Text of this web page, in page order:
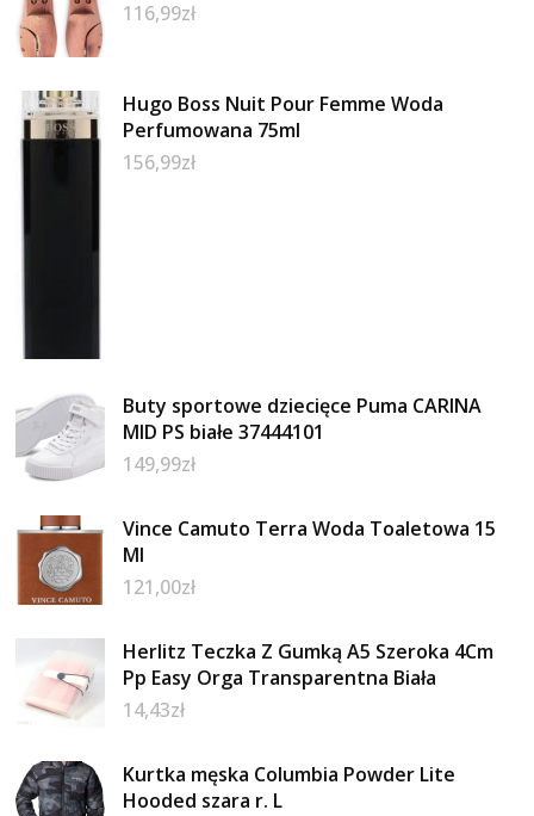
116,99zł
Hugo Boss Nuit Pour Femme Woda
Perfumowana 75ml
156,99zł
Buty sportowe dziecięce Puma CARINA
MID PS białe 37444101
149,99zł
Vince Camuto Terra Woda Toaletowa 15
Ml
121,00zł
Herlitz Teczka Z Gumką A5 Szeroka 4Cm
Pp Easy Orga Transparentna Biała
14,43zł
Kurtka męska Columbia Powder Lite
Hooded szara r. L